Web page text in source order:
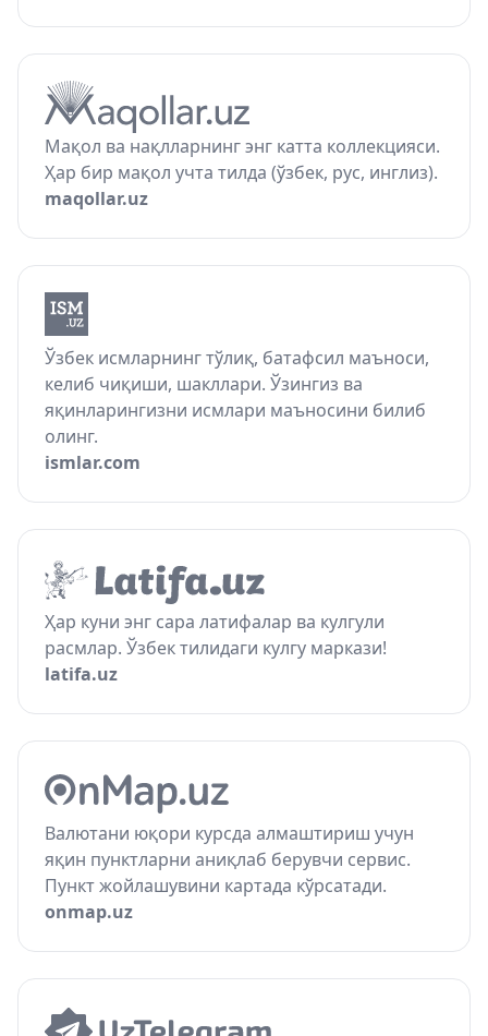
Мақол ва нақлларнинг энг катта коллекцияси.
Ҳар бир мақол учта тилда (ўзбек, рус, инглиз).
maqollar.uz
Ўзбек исмларнинг тўлиқ, батафсил маъноси,
келиб чиқиши, шакллари. Ўзингиз ва
яқинларингизни исмлари маъносини билиб
олинг.
ismlar.com
Ҳар куни энг сара латифалар ва кулгули
расмлар. Ўзбек тилидаги кулгу маркази!
latifa.uz
Валютани юқори курсда алмаштириш учун
яқин пунктларни аниқлаб берувчи сервис.
Пункт жойлашувини картада кўрсатади.
onmap.uz